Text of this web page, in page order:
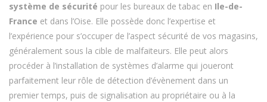
système de sécurité pour les bureaux de tabac en Ile-de-
France et dans l’Oise. Elle possède donc l’expertise et
l’expérience pour s’occuper de l’aspect sécurité de vos magasins,
généralement sous la cible de malfaiteurs. Elle peut alors
procéder à l’installation de systèmes d’alarme qui joueront
parfaitement leur rôle de détection d’évènement dans un
premier temps, puis de signalisation au propriétaire ou à la